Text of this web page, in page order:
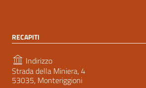
RECAPITI
Indirizzo
Strada della Miniera, 4
53035, Monteriggioni